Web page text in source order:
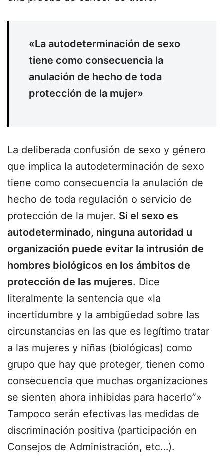
«La autodeterminación de sexo
tiene como consecuencia la
anulación de hecho de toda
protección de la mujer»
La deliberada confusión de sexo y género
que implica la autodeterminación de sexo
tiene como consecuencia la anulación de
hecho de toda regulación o servicio de
protección de la mujer. Si el sexo es
autodeterminado, ninguna autoridad u
organización puede evitar la intrusión de
hombres biológicos en los ámbitos de
protección de las mujeres. Dice
literalmente la sentencia que «la
incertidumbre y la ambigüedad sobre las
circunstancias en las que es legítimo tratar
a las mujeres y niñas (biológicas) como
grupo que hay que proteger, tienen como
consecuencia que muchas organizaciones
se sienten ahora inhibidas para hacerlo”»
Tampoco serán efectivas las medidas de
discriminación positiva (participación en
Consejos de Administración, etc…).